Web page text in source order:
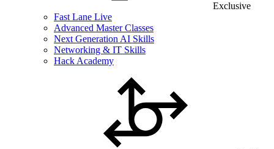
Exclusive
Fast Lane Live
Advanced Master Classes
Next Generation AI Skills
Networking & IT Skills
Hack Academy